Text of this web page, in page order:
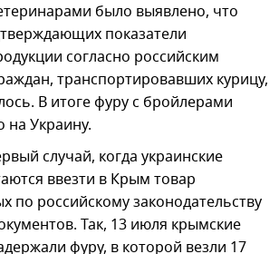
было выявлено, что
показатели
согласно российским
транспортировавших курицу,
В итоге фуру с бройлерами
на Украину.
случай, когда украинские
ввезти в Крым товар
по российскому законодательству
Так, 13 июля крымские
фуру, в которой везли 17